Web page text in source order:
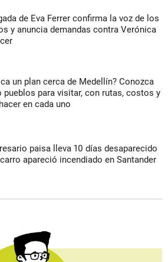
de Eva Ferrer confirma la voz de los
y anuncia demandas contra Verónica
un plan cerca de Medellín? Conozca
pueblos para visitar, con rutas, costos y
en cada uno
paisa lleva 10 días desaparecido
apareció incendiado en Santander